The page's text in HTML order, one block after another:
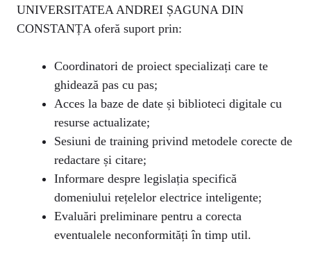
UNIVERSITATEA ANDREI ȘAGUNA DIN
CONSTANȚA oferă suport prin:
Coordinatori de proiect specializați care te
ghidează pas cu pas;
Acces la baze de date și biblioteci digitale cu
resurse actualizate;
Sesiuni de training privind metodele corecte de
redactare și citare;
Informare despre legislația specifică
domeniului rețelelor electrice inteligente;
Evaluări preliminare pentru a corecta
eventualele neconformități în timp util.